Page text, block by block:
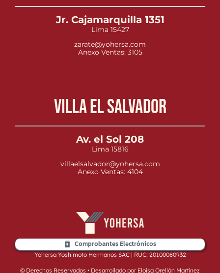
Jr. Cajamarquilla 1351
Lima 15427
zarate@yohersa.com
Anexo Ventas: 3105
Villa el Salvador
Av. el Sol 208
Lima 15816
villaelsalvador@yohersa.com
Anexo Ventas: 4104
Comprobantes Electrónicos
Yohersa Yoshimoto Hermanos SAC | RUC: 20100080932
© Derechos Reservados • Desarrollado por Eloisa Orellán Martínez